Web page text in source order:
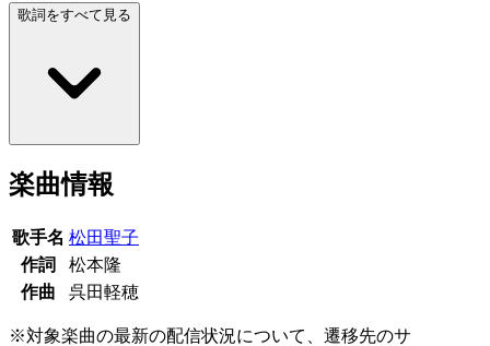
歌詞をすべて見る
楽曲情報
歌手名 松田聖子
作詞
松本隆
作曲
呉田軽穂
※対象楽曲の最新の配信状況について、遷移先のサ